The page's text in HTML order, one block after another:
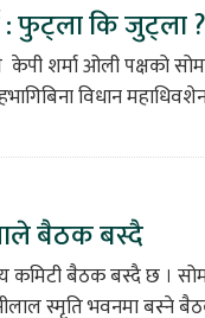
: फुट्ला कि जुट्ला ?
शर्मा ओली पक्षको
विधान
बैठक बस्दै
कमिटी बैठक बस्दै छ ।
स्मृति भवनमा बस्ने